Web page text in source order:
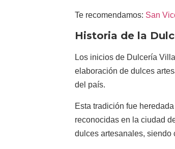
Te recomendamos: San
Historia de la
Los inicios de Dulcería
elaboración de dulces
del país.
Esta tradición fue heredada
reconocidas en la ciudad
dulces artesanales, siendo